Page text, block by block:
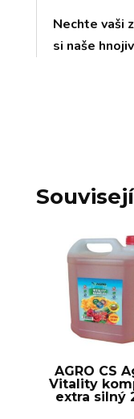
Nechte vaši
si naše
AGRO CS
Vitality
extra silný